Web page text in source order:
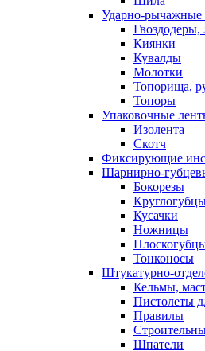
Ударно-рычажные
Киянки
Кувалды
Молотки
Топорища,
Топоры
Упаковочные
Изолента
Скотч
Фиксирующие
Шарнирно-
Бокорезы
Кусачки
Ножницы
Тонконосы
Штукатурно-
Кельмы,
Пистолеты
Правилы
Шпатели